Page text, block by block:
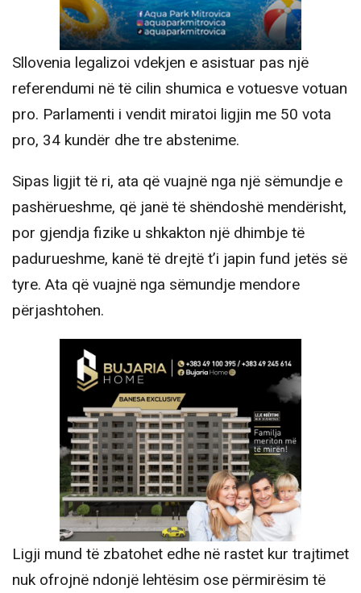
Sllovenia legalizoi vdekjen e asistuar pas një
referendumi në të cilin shumica e votuesve votuan
pro. Parlamenti i vendit miratoi ligjin me 50 vota
pro, 34 kundër dhe tre abstenime.
Sipas ligjit të ri, ata që vuajnë nga një sëmundje e
pashërueshme, që janë të shëndoshë mendërisht,
por gjendja fizike u shkakton një dhimbje të
padurueshme, kanë të drejtë t’i japin fund jetës së
tyre. Ata që vuajnë nga sëmundje mendore
përjashtohen.
Ligji mund të zbatohet edhe në rastet kur trajtimet
nuk ofrojnë ndonjë lehtësim ose përmirësim të